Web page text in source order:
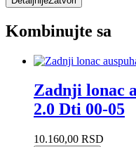
Kombinujte sa
Zadnji lonac
2.0 Dti 00-05
10.160,00 RSD